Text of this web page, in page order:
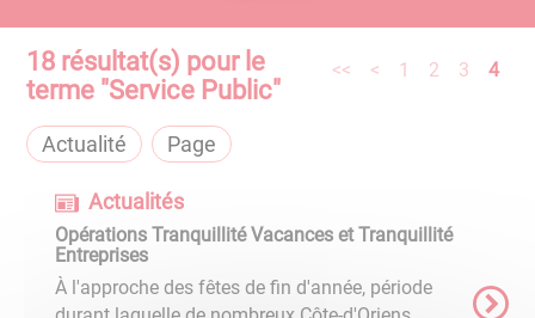
18 résultat(s) pour le
terme "Service Public"
<< < 1 2 3 4
Actualité Page
Actualités
Opérations Tranquillité Vacances et Tranquillité
Entreprises
À l'approche des fêtes de fin d'année, période